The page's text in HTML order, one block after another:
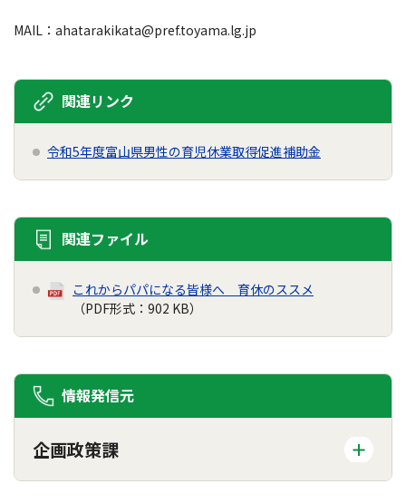
MAIL：ahatarakikata@pref.toyama.lg.jp
関連リンク
令和5年度富山県男性の育児休業取得促進補助金
関連ファイル
これからパパになる皆様へ 育休のススメ
（PDF形式：902 KB）
情報発信元
企画政策課